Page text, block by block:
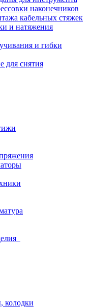
наконечников
кабельных стяжек
и натяжения
и гибки
для снятия
колодки